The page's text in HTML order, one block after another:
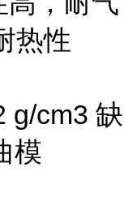
热性
g/cm3 缺
模